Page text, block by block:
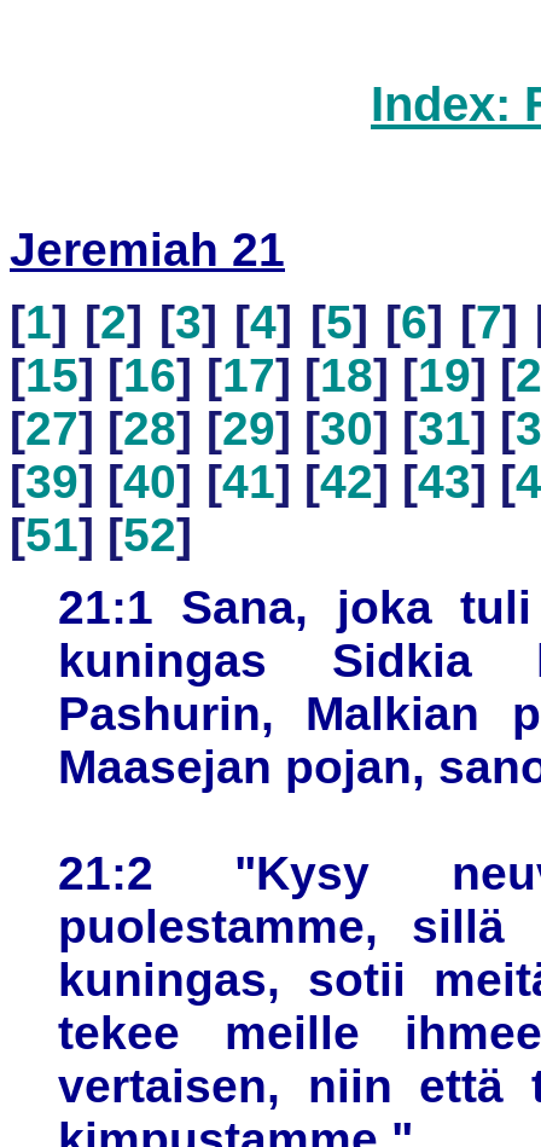
Index:
Jeremiah 21
[1] [2] [3] [4] [5] [6] [7]
[15] [16] [17] [18] [19] [
[27] [28] [29] [30] [31] [
[39] [40] [41] [42] [43] [
[51] [52]
21:1 Sana, joka
kuningas Sidkia
Pashurin, Malkian
Maasejan pojan,
21:2 "Kysy
puolestamme, sillä
kuningas, sotii
tekee meille
vertaisen, niin että